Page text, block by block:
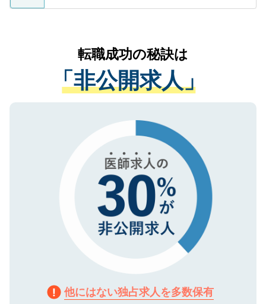
ているすべての個人データはご本人の許可
は、個人情報の取り扱いについての厳密な
管理基準を満たした事業者のみに付与され
る、プライバシーマークを取得済みです。
ご登録いただいた個人情報は、SSL（デー
で、機密保持に関してもご安心ください。
かがいして、現在の医療機関の状況や紹介
経験をまじえながら、適切なアドバイスを
させていただきます。すぐにご転職をされ
ない方には、長期的なサポートが可能です
ので、まずはご登録ください。
転職成功の秘訣は
「非公開求人」
他にはない独占求人を多数保有